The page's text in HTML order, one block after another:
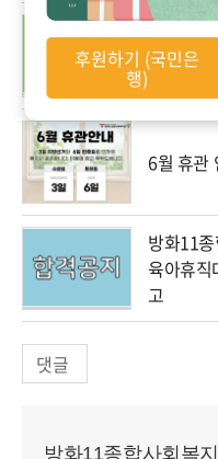
2026년
6월 휴관
방화11
육아휴직
고
댓글
방화11종합사회복
후원하기 (국민은
행)